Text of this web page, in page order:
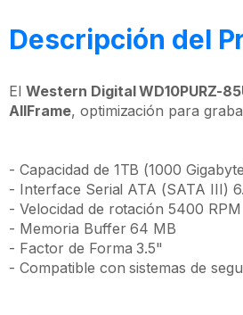
Descripción del
El Western Digital WD10PURZ-
AllFrame, optimización para
- Capacidad de 1TB (1000
- Interface Serial ATA (SATA III)
- Velocidad de rotación 5400 RPM
- Memoria Buffer 64 MB
- Factor de Forma 3.5"
- Compatible con sistemas de